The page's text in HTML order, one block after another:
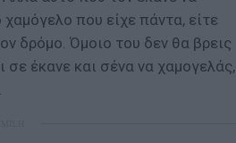
που είχε πάντα, είτε
δρόμο. Όμοιο του δεν θα βρεις
έκανε και σένα να χαμογελάς,